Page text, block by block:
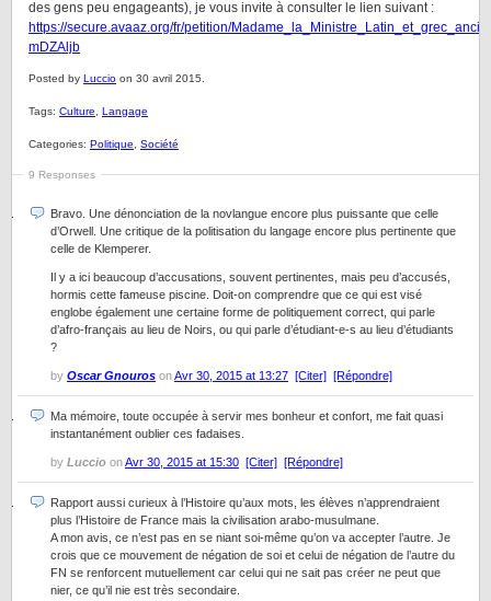
des gens peu engageants), je vous invite à consulter le lien suivant :
https://secure.avaaz.org/fr/petition/
mDZAljb
Posted by Luccio on 30 avril 2015.
Tags: Culture Langage
Categories: Politique Société
9 Responses
Bravo. Une dénonciation de la novlangue encore plus puissante que celle
d’Orwell. Une critique de la politisation du langage encore plus pertinente que
celle de Klemperer.
Il y a ici beaucoup d’accusations, souvent pertinentes, mais peu d’accusés,
hormis cette fameuse piscine. Doit-on comprendre que ce qui est visé
englobe également une certaine forme de politiquement correct, qui parle
d’afro-français au lieu de Noirs, ou qui parle d’étudiant-e-s au lieu d’étudiants
?
by Oscar Gnouros onAvr 30, 2015 at 13:27 [Citer] [Répondre]
Ma mémoire, toute occupée à servir mes bonheur et confort, me fait quasi
instantanément oublier ces fadaises.
by Luccio onAvr 30, 2015 at 15:30 [Citer] [Répondre]
Rapport aussi curieux à l’Histoire qu’aux mots, les élèves n’apprendraient
plus l’Histoire de France mais la civilisation arabo-musulmane.
A mon avis, ce n’est pas en se niant soi-même qu’on va accepter l’autre. Je
crois que ce mouvement de négation de soi et celui de négation de l’autre du
FN se renforcent mutuellement car celui qui ne sait pas créer ne peut que
nier, ce qu’il nie est très secondaire.